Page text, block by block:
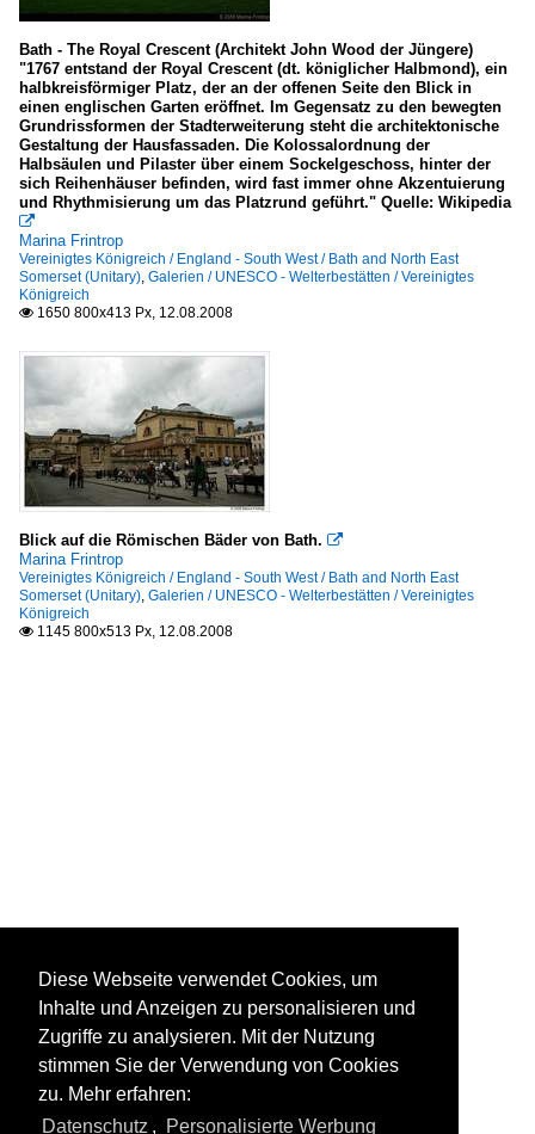
Bath - The Royal Crescent (Architekt John Wood der Jüngere)
"1767 entstand der Royal Crescent (dt. königlicher Halbmond), ein
halbkreisförmiger Platz, der an der offenen Seite den Blick in
einen englischen Garten eröffnet. Im Gegensatz zu den bewegten
Grundrissformen der Stadterweiterung steht die architektonische
Gestaltung der Hausfassaden. Die Kolossalordnung der
Halbsäulen und Pilaster über einem Sockelgeschoss, hinter der
sich Reihenhäuser befinden, wird fast immer ohne Akzentuierung
und Rhythmisierung um das Platzrund geführt." Quelle: Wikipedia

Marina Frintrop
Vereinigtes Königreich / England - South West / Bath and North East
Somerset (Unitary), Galerien / UNESCO - Welterbestätten / Vereinigtes
Königreich
 1650 800x413 Px, 12.08.2008
Blick auf die Römischen Bäder von Bath. 
Marina Frintrop
Vereinigtes Königreich / England - South West / Bath and North East
Somerset (Unitary), Galerien / UNESCO - Welterbestätten / Vereinigtes
Königreich
 1145 800x513 Px, 12.08.2008
Diese Webseite verwendet Cookies, um
Inhalte und Anzeigen zu personalisieren und
Zugriffe zu analysieren. Mit der Nutzung
stimmen Sie der Verwendung von Cookies
zu. Mehr erfahren:
Datenschutz , Personalisierte Werbung